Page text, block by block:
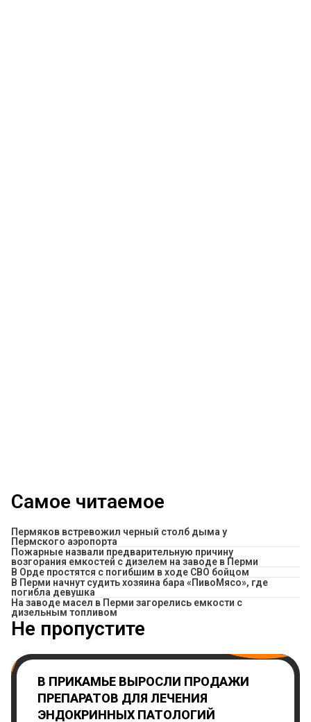
Самое читаемое
Пермяков встревожил черный столб дыма у
Пермского аэропорта
Пожарные назвали предварительную причину
возгорания емкостей с дизелем на заводе в Перми
В Орде простятся с погибшим в ходе СВО бойцом
​В Перми начнут судить хозяина бара «ПивоМясо», где
погибла девушка
На заводе масел в Перми загорелись емкости с
дизельным топливом
Не пропустите
В ПРИКАМЬЕ ВЫРОСЛИ ПРОДАЖИ
ПРЕПАРАТОВ ДЛЯ ЛЕЧЕНИЯ
ЭНДОКРИННЫХ ПАТОЛОГИЙ